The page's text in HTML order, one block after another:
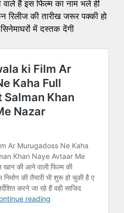
हैं इस फिल्म का नाम भले ही
की तारीख जरूर पक्की हो
में दस्तक देंगी